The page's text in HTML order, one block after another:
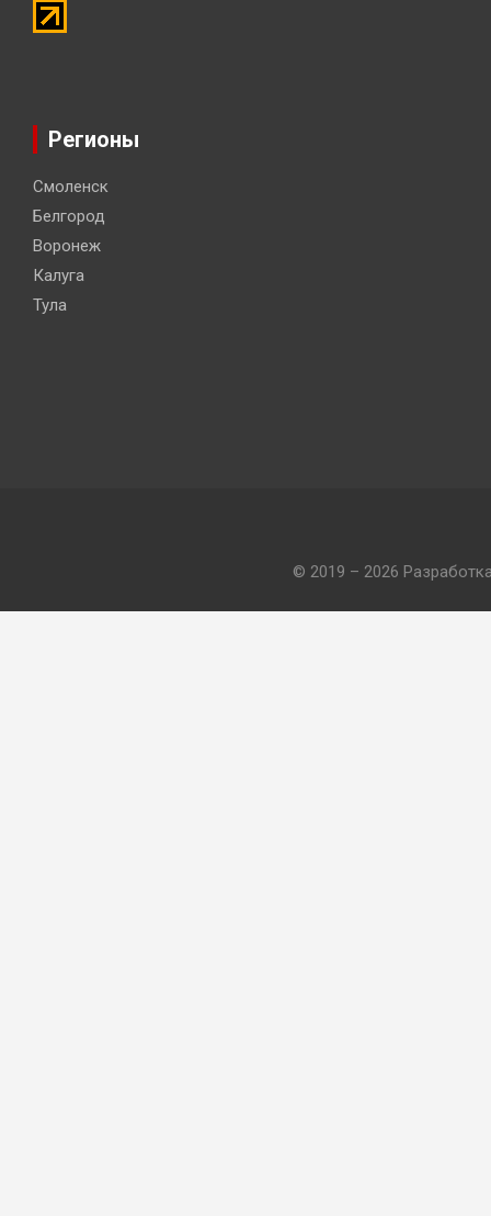
Регионы
Смоленск
Белгород
Воронеж
Калуга
Тула
© 2019 – 2026